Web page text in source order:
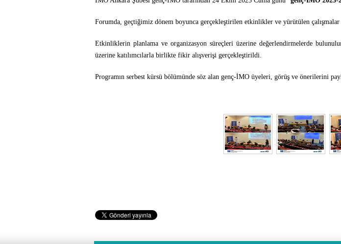
Forumda, geçtiğimiz dönem boyunca gerçekleştirilen etkinlikler ve yürütülen çalışmalar
Etkinliklerin planlama ve organizasyon süreçleri üzerine değerlendirmelerde
üzerine katılımcılarla birlikte fikir alışverişi gerçekleştirildi.
Programın serbest kürsü bölümünde söz alan genç-İMO üyeleri, görüş ve önerilerini